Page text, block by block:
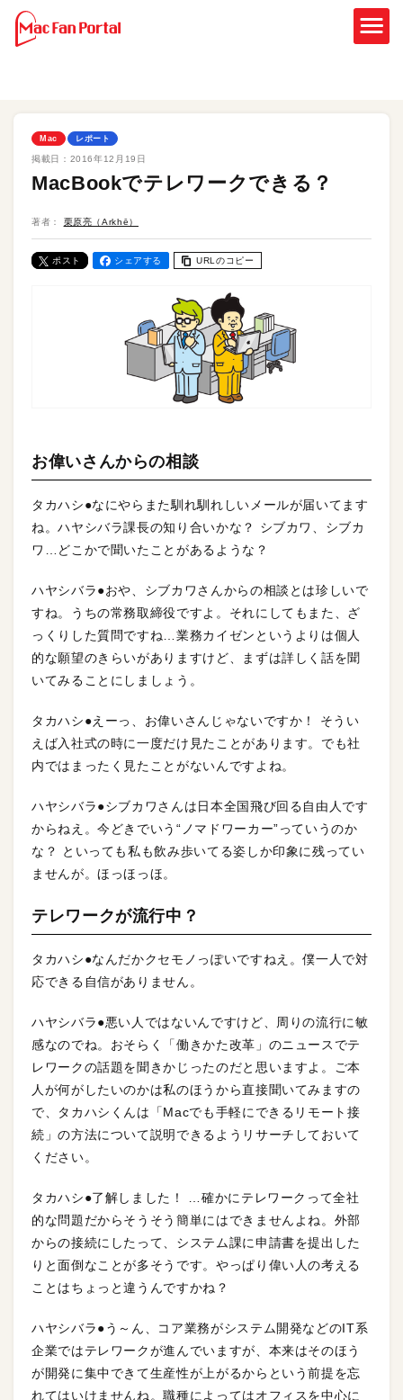
Mac レポート
掲載日： 2016年12月19日
MacBookでテレワークできる？
著者： 栗原亮（Arkhē）
ポスト シェアする URLのコピー
お偉いさんからの相談
タカハシ●なにやらまた馴れ馴れしいメールが届いてます
ね。ハヤシバラ課長の知り合いかな？ シブカワ、シブカ
ワ…どこかで聞いたことがあるような？
ハヤシバラ●おや、シブカワさんからの相談とは珍しいで
すね。うちの常務取締役ですよ。それにしてもまた、ざ
っくりした質問ですね…業務カイゼンというよりは個人
的な願望のきらいがありますけど、まずは詳しく話を聞
いてみることにしましょう。
タカハシ●えーっ、お偉いさんじゃないですか！ そうい
えば入社式の時に一度だけ見たことがあります。でも社
内ではまったく見たことがないんですよね。
ハヤシバラ●シブカワさんは日本全国飛び回る自由人です
からねえ。今どきでいう“ノマドワーカー”っていうのか
な？ といっても私も飲み歩いてる姿しか印象に残ってい
ませんが。ほっほっほ。
テレワークが流行中？
タカハシ●なんだかクセモノっぽいですねえ。僕一人で対
応できる自信がありません。
ハヤシバラ●悪い人ではないんですけど、周りの流行に敏
感なのでね。おそらく「働きかた改革」のニュースでテ
レワークの話題を聞きかじったのだと思いますよ。ご本
人が何がしたいのかは私のほうから直接聞いてみますの
で、タカハシくんは「Macでも手軽にできるリモート接
続」の方法について説明できるようリサーチしておいて
ください。
タカハシ●了解しました！ …確かにテレワークって全社
的な問題だからそうそう簡単にはできませんよね。外部
からの接続にしたって、システム課に申請書を提出した
りと面倒なことが多そうです。やっぱり偉い人の考える
ことはちょっと違うんですかね？
ハヤシバラ●う～ん、コア業務がシステム開発などのIT系
企業ではテレワークが進んでいますが、本来はそのほう
が開発に集中できて生産性が上がるからという前提を忘
れてはいけませんね。職種によってはオフィスを中心に